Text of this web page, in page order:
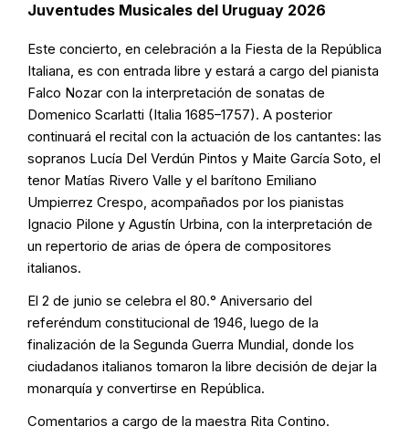
Juventudes Musicales del Uruguay 2026
Este concierto, en celebración a la Fiesta de la República
Italiana, es con entrada libre y estará a cargo del pianista
Falco Nozar con la interpretación de sonatas de
Domenico Scarlatti (Italia 1685–1757). A posterior
continuará el recital con la actuación de los cantantes: las
sopranos Lucía Del Verdún Pintos y Maite García Soto, el
tenor Matías Rivero Valle y el barítono Emiliano
Umpierrez Crespo, acompañados por los pianistas
Ignacio Pilone y Agustín Urbina, con la interpretación de
un repertorio de arias de ópera de compositores
italianos.
El 2 de junio se celebra el 80.° Aniversario del
referéndum constitucional de 1946, luego de la
finalización de la Segunda Guerra Mundial, donde los
ciudadanos italianos tomaron la libre decisión de dejar la
monarquía y convertirse en República.
Comentarios a cargo de la maestra Rita Contino.